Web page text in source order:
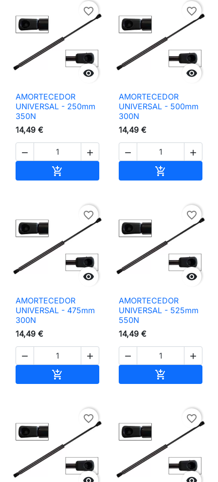

favorite_border
AMORTECEDOR
UNIVERSAL - 250mm
350N
14,49 €
 


favorite_border
AMORTECEDOR
UNIVERSAL - 500mm
300N
14,49 €
 


favorite_border
AMORTECEDOR
UNIVERSAL - 475mm
300N
14,49 €
 


favorite_border
AMORTECEDOR
UNIVERSAL - 525mm
550N
14,49 €
 

favorite_border favorite_border